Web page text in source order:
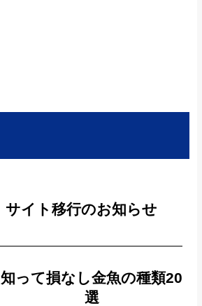
サイト移行のお知らせ
知って損なし金魚の種類20
選